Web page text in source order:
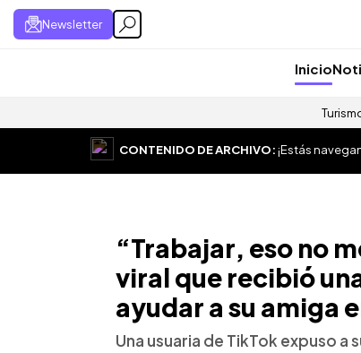
Newsletter
Inicio
CONTENIDO DE ARCHIVO:¡Estás
“Trabajar, eso no
viral que recibió
ayudar a su amiga
Una usuaria de TikTok expuso a